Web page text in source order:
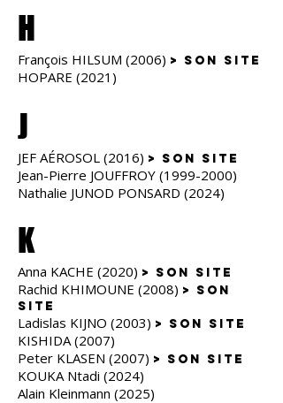
H
François HILSUM (2006) > son site
HOPARE (2021)
J
JEF AÉROSOL (2016) > son site
Jean-Pierre JOUFFROY (1999-2000)
Nathalie JUNOD PONSARD (2024)
K
Anna KACHE (2020) > son site
Rachid KHIMOUNE (2008) > son
site
Ladislas KIJNO (2003) > son site
KISHIDA (2007)
Peter KLASEN (2007) > son site
KOUKA Ntadi (2024)
Alain Kleinmann (2025)